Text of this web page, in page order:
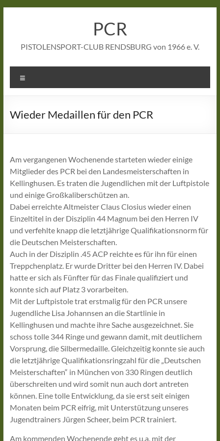
PCR
PISTOLENSPORT-CLUB RENDSBURG von 1966 e. V.
Wieder Medaillen für den PCR
Am vergangenen Wochenende starteten wieder einige
Mitglieder des PCR bei den Landesmeisterschaften in
Kellinghusen. Es traten die Jugendlichen mit der Luftpistole
und einige Großkaliberschützen an.
Dabei erreichte Altmeister Claus Closius wieder einen
Einzeltitel in der Disziplin 44 Magnum bei den Herren IV
und verfehlte knapp die letztjährige Qualifikationsnorm für
die Deutschen Meisterschaften.
Auch in der Disziplin .45 ACP reichte es für ihn für einen
Treppchenplatz. Er wurde Dritter bei den Herren IV. Dabei
hatte er sich als Fünfter für das Finale qualifiziert und
konnte sich auf Platz 3 vorarbeiten.
Mit der Luftpistole trat erstmalig für den PCR unsere
Jugendliche Lisa Johannsen an die Startlinie in
Kellinghusen und machte ihre Sache ausgezeichnet. Sie
schoss tolle 344 Ringe und gewann damit, mit deutlichem
Vorsprung, die Silbermedaille. Gleichzeitig konnte sie auch
die letztjährige Qualifikationsringzahl für die „Deutschen
Meisterschaften“ in München von 330 Ringen deutlich
überschreiten und wird somit nun auch dort antreten
können. Eine tolle Entwicklung, da sie erst seit einigen
Monaten beim PCR eifrig, mit Unterstützung unseres
Jugendtrainers Jürgen Scheer, beim PCR trainiert.
Am kommenden Wochenende geht es u.a. mit der